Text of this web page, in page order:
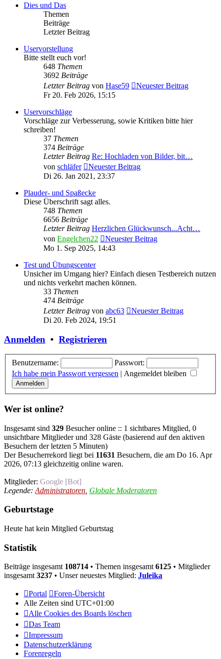
Dies und Das
Themen
Beiträge
Letzter Beitrag
Uservorstellung
Bitte stellt euch vor!
648 Themen
3692 Beiträge
Letzter Beitrag von Hase59
Neuester Beitrag
Fr 20. Feb 2026, 15:15
Uservorschläge
Vorschläge zur Verbesserung, sowie Kritiken bitte hier
schreiben!
37 Themen
374 Beiträge
Letzter Beitrag Re: Hochladen von Bilder, bit…
von schläfer
Neuester Beitrag
Di 26. Jan 2021, 23:37
Plauder- und Spaßecke
Diese Überschrift sagt alles.
748 Themen
6656 Beiträge
Letzter Beitrag Herzlichen Glückwunsch...Acht…
von Engelchen22
Neuester Beitrag
Mo 1. Sep 2025, 14:43
Test und Übungscenter
Unsicher im Umgang hier? Einfach diesen Testbereich nutzen
und nichts verkehrt machen können.
33 Themen
474 Beiträge
Letzter Beitrag von abc63
Neuester Beitrag
Di 20. Feb 2024, 19:51
Anmelden • Registrieren
Benutzername:
Passwort:
Ich habe mein Passwort vergessen | Angemeldet bleiben
Wer ist online?
Insgesamt sind 329 Besucher online :: 1 sichtbares Mitglied, 0
unsichtbare Mitglieder und 328 Gäste (basierend auf den aktiven
Besuchern der letzten 5 Minuten)
Der Besucherrekord liegt bei 11631 Besuchern, die am Do 16. Apr
2026, 07:13 gleichzeitig online waren.
Mitglieder: Google [Bot]
Legende: Administratoren Globale Moderatoren
Geburtstage
Heute hat kein Mitglied Geburtstag
Statistik
Beiträge insgesamt 108714 • Themen insgesamt 6125 • Mitglieder
insgesamt 3237 • Unser neuestes Mitglied: Juleika
Portal
Foren-Übersicht
Alle Zeiten sind UTC+01:00
Alle Cookies des Boards löschen
Das Team
Impressum
Datenschutzerklärung
Forenregeln